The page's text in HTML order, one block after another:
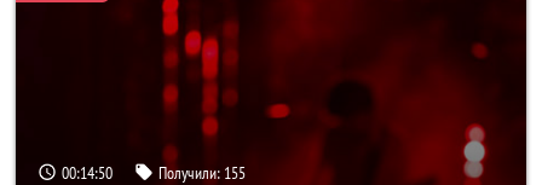
00:14:48 Получили: 155